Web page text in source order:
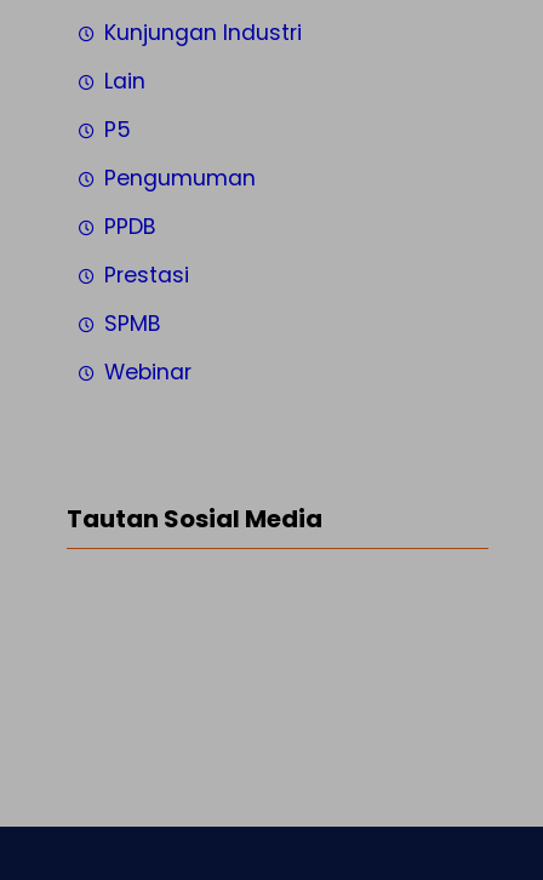
Kunjungan Industri
Lain
P5
Pengumuman
PPDB
Prestasi
SPMB
Webinar
Tautan Sosial Media